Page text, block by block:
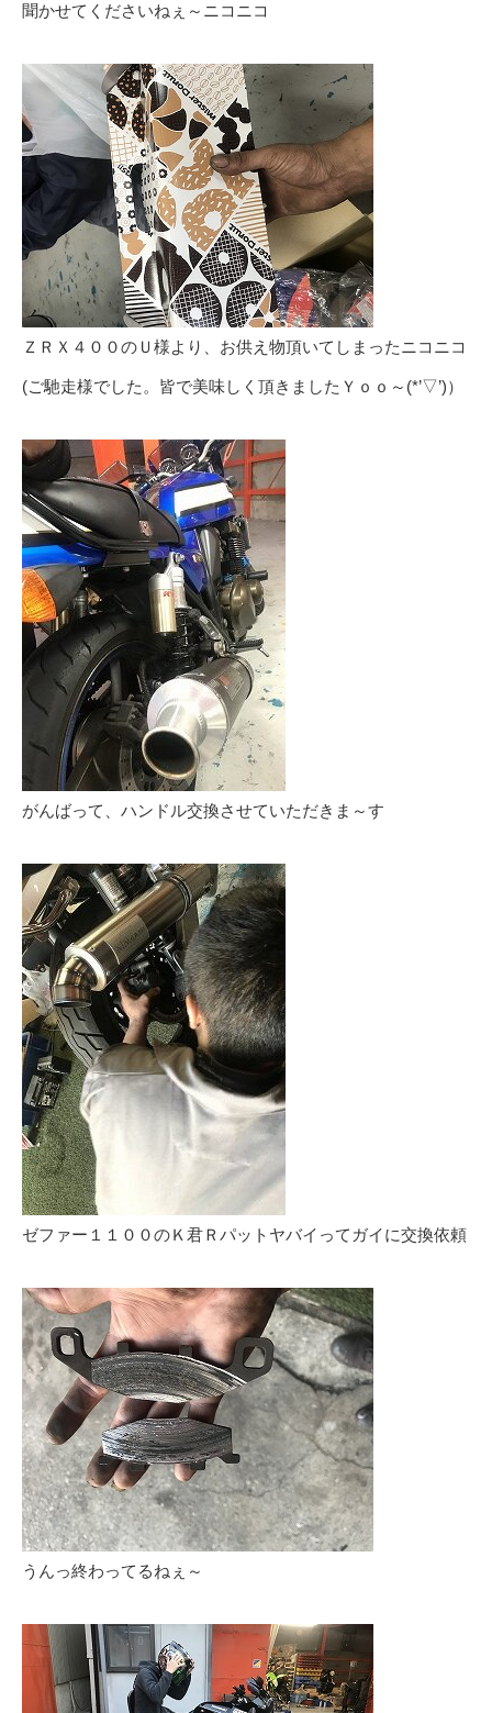
聞かせてくださいねぇ～ニコニコ
ＺＲＸ４００のＵ様より、お供え物頂いてしまったニコニコ
(ご馳走様でした。皆で美味しく頂きましたＹｏｏ～(*’▽’)）
がんばって、ハンドル交換させていただきま～す
ゼファー１１００のＫ君Ｒパットヤバイってガイに交換依頼
うんっ終わってるねぇ～